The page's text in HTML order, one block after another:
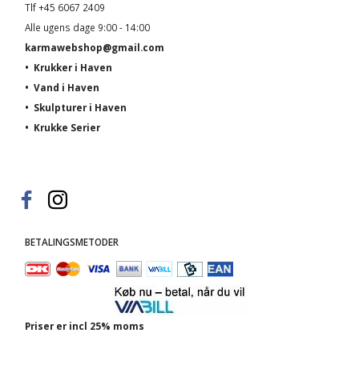
Tlf +45 6067 2409
Alle ugens dage 9:00 - 14:00
karmawebshop@gmail.com
• Krukker i Haven
• Vand i Haven
• Skulpturer i Haven
• Krukke Serier
BETALINGSMETODER
Priser er incl 25% moms